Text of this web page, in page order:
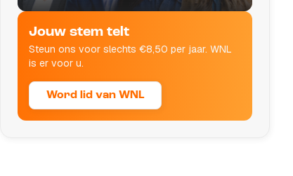
leven raken.
Jouw stem telt
Steun ons voor slechts €8,50 per jaar. WNL
is er voor u.
Word lid van WNL